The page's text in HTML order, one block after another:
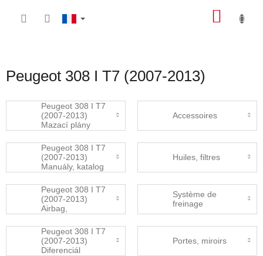
Peugeot 308 I T7 (2007-2013)
Peugeot 308 I T7
(2007-2013)
Mazací plány
Accessoires
Peugeot 308 I T7
(2007-2013)
Manuály, katalog
Huiles, filtres
Peugeot 308 I T7
(2007-2013)
Airbag,
pásy
Système de
freinage
Peugeot 308 I T7
(2007-2013)
Diferenciál
Portes, miroirs